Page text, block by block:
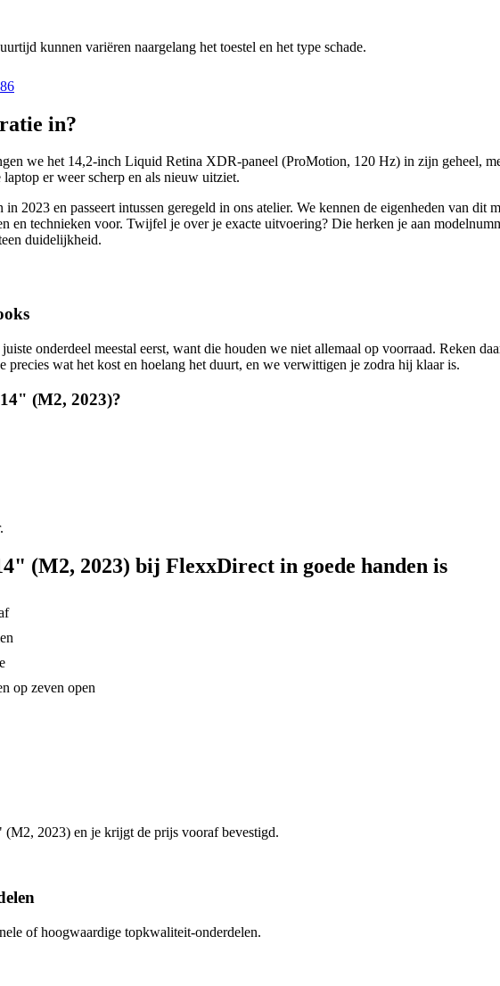
kunnen variëren naargelang het toestel en het type schade.
in?
we het 14,2-inch Liquid Retina XDR-paneel (ProMotion, 120 Hz) in zijn geheel,
er weer scherp en als nieuw uitziet.
2023 en passeert intussen geregeld in ons atelier. We kennen de eigenheden van
en technieken voor. Twijfel je over je exacte uitvoering? Die herken je aan
duidelijkheid.
onderdeel meestal eerst, want die houden we niet allemaal op voorraad. Reken
precies wat het kost en hoelang het duurt, en we verwittigen je zodra hij klaar is.
(M2, 2023)?
(M2, 2023) bij FlexxDirect in goede handen is
op zeven open
2023) en je krijgt de prijs vooraf bevestigd.
of hoogwaardige topkwaliteit-onderdelen.